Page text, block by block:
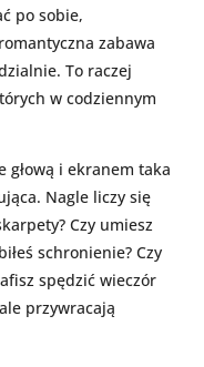
po sobie,
zabawa
To raczej
w codziennym
głową i ekranem taka
Nagle liczy się
Czy umiesz
schronienie? Czy
spędzić wieczór
przywracają